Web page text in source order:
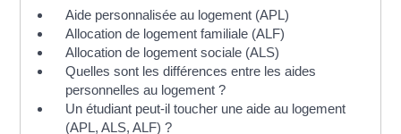
Aide personnalisée au logement (APL)
Allocation de logement familiale (ALF)
Allocation de logement sociale (ALS)
Quelles sont les différences entre les aides
personnelles au logement ?
Un étudiant peut-il toucher une aide au logement
(APL, ALS, ALF) ?